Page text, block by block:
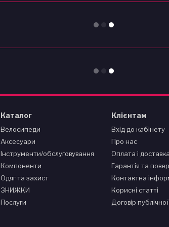
Каталог
Велосипеди
Аксесуари
Інструменти/обслуговування
Компоненти
Одяг та захист
ЗНИЖКИ
Послуги
Клієнтам
Вхід до кабінету
Про нас
Оплата і доставка
Гарантія та
Контактна
Корисні статті
Договір